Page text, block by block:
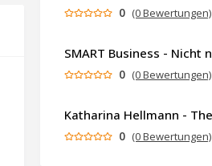
0 (0 Bewertungen)
0 (0 Bewertungen)
0 (0 Bewertungen)